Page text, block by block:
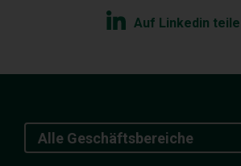
Auf Linkedin
Alle Geschäftsbereiche